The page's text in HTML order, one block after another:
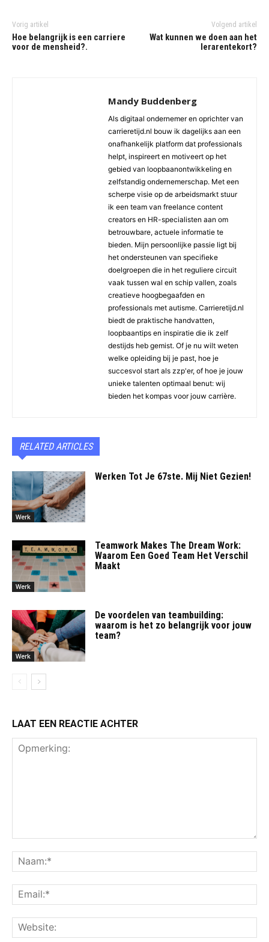
Vorig artikel
Hoe belangrijk is een carriere
voor de mensheid?.
Volgend artikel
Wat kunnen we doen aan het
lerarentekort?
Mandy Buddenberg
Als digitaal ondernemer en oprichter van
carrieretijd.nl bouw ik dagelijks aan een
onafhankelijk platform dat professionals
helpt, inspireert en motiveert op het
gebied van loopbaanontwikkeling en
zelfstandig ondernemerschap. Met een
scherpe visie op de arbeidsmarkt stuur
ik een team van freelance content
creators en HR-specialisten aan om
betrouwbare, actuele informatie te
bieden. Mijn persoonlijke passie ligt bij
het ondersteunen van specifieke
doelgroepen die in het reguliere circuit
vaak tussen wal en schip vallen, zoals
creatieve hoogbegaafden en
professionals met autisme. Carrieretijd.nl
biedt de praktische handvatten,
loopbaantips en inspiratie die ik zelf
destijds heb gemist. Of je nu wilt weten
welke opleiding bij je past, hoe je
succesvol start als zzp'er, of hoe je jouw
unieke talenten optimaal benut: wij
bieden het kompas voor jouw carrière.
RELATED ARTICLES
Werk
Werken Tot Je 67ste. Mij Niet Gezien!
Werk
Teamwork Makes The Dream Work:
Waarom Een Goed Team Het Verschil
Maakt
Werk
De voordelen van teambuilding:
waarom is het zo belangrijk voor jouw
team?
LAAT EEN REACTIE ACHTER